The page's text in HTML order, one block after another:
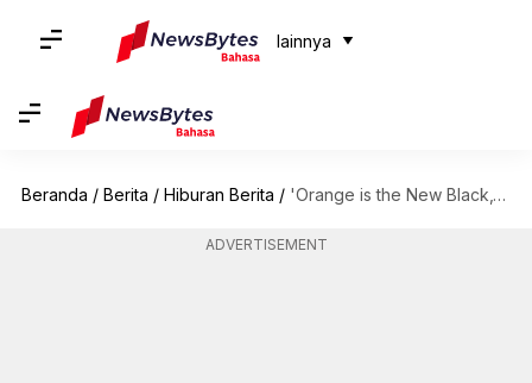
lainnya
Beranda / Berita / Hiburan Berita / 'Orange is the New Black,' 'Prison': Serial Berlatarkan Penjara
ADVERTISEMENT